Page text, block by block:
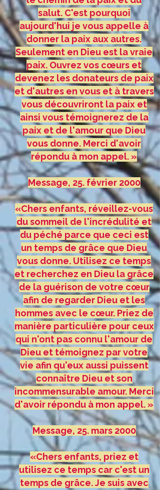
salut. C'est pourquoi
aujourd'hui je vous appelle à
donner la paix aux autres.
Seulement en Dieu est la vraie
paix. Ouvrez vos cœurs et
devenez les donateurs de paix
et d'autres en vous et à travers
vous découvriront la paix et
ainsi vous témoignerez de la
paix et de l'amour que Dieu
vous donne. Merci d'avoir
répondu à mon appel. »
Message, 25. février 2000
«Chers enfants, réveillez-vous
du sommeil de l'incrédulité et
du péché parce que ceci est
un temps de grâce que Dieu
vous donne. Utilisez ce temps
et recherchez en Dieu la grâce
de la guérison de votre cœur
afin de regarder Dieu et les
hommes avec le cœur. Priez de
manière particulière pour ceux
qui n'ont pas connu l'amour de
Dieu et témoignez par votre
vie afin qu'eux aussi puissent
connaître Dieu et son
incommensurable amour. Merci
d'avoir répondu à mon appel. »
Message, 25. mars 2000
«Chers enfants, priez et
utilisez ce temps car c'est un
temps de grâce. Je suis avec